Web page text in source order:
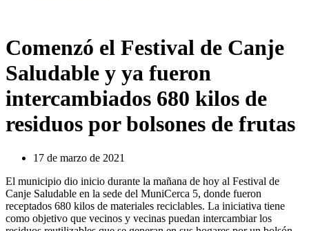
Comenzó el Festival de Canje
Saludable y ya fueron
intercambiados 680 kilos de
residuos por bolsones de frutas
17 de marzo de 2021
El municipio dio inicio durante la mañana de hoy al Festival de
Canje Saludable en la sede del MuniCerca 5, donde fueron
receptados 680 kilos de materiales reciclables. La iniciativa tiene
como objetivo que vecinos y vecinas puedan intercambiar los